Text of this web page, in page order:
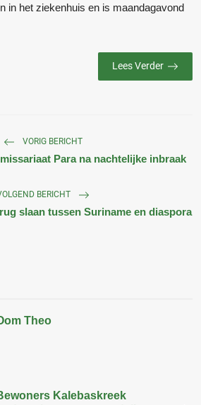
in het ziekenhuis en is maandagavond
Lees Verder
VORIG BERICHT
Para na nachtelijke inbraak
BERICHT
slaan tussen Suriname en diaspora
Theo
Kalebaskreek